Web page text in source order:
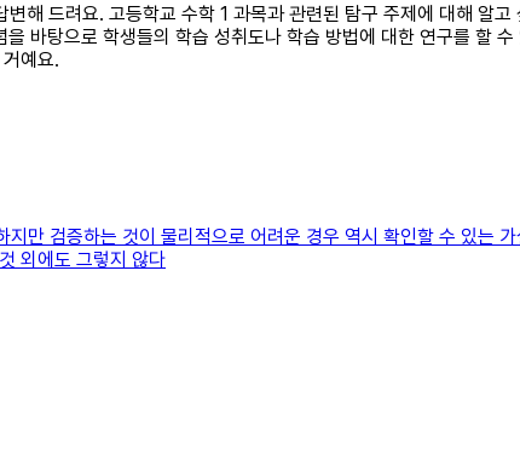
변해 드려요. 고등학교 수학 1 과목과 관련된 탐구 주제에 대해
바탕으로 학생들의 학습 성취도나 학습 방법에 대한 연구를 할
예요.
지만 검증하는 것이 물리적으로 어려운 경우 역시 확인할 수 있는
외에도 그렇지 않다